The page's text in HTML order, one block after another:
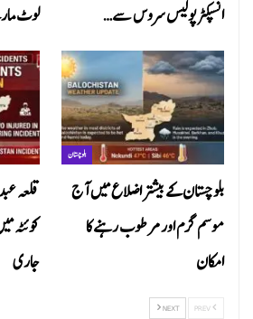
لوٹ
انسپکٹر پولیس سروس سے…
قلعہ
جاری
بلوچستان
بلوچستان کے بیشتر اضلاع میں آج
موسم گرم اور مرطوب رہنے کا
امکان
NEXT